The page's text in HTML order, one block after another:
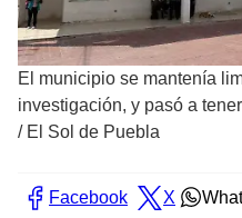
El municipio se mantenía
investigación, y pasó a
/ El Sol de Puebla
Facebook X